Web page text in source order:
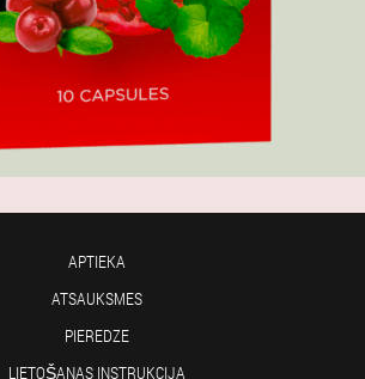
APTIEKA
ATSAUKSMES
PIEREDZE
LIETOŠANAS INSTRUKCIJA